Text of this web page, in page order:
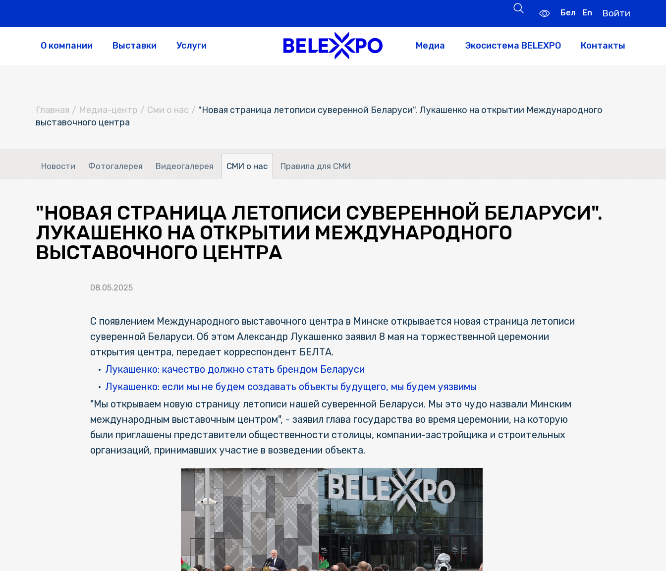
Бел En Войти
О компании Выставки Услуги Медиа Экосистема BELEXPO Контакты
Главная / Медиа-центр / Сми о нас / "Новая страница летописи суверенной Беларуси". Лукашенко на открытии Международного
выставочного центра
Новости Фотогалерея Видеогалерея СМИ о нас Правила для СМИ
"НОВАЯ СТРАНИЦА ЛЕТОПИСИ СУВЕРЕННОЙ БЕЛАРУСИ".
ЛУКАШЕНКО НА ОТКРЫТИИ МЕЖДУНАРОДНОГО
ВЫСТАВОЧНОГО ЦЕНТРА
08.05.2025
С появлением Международного выставочного центра в Минске открывается новая страница летописи
суверенной Беларуси. Об этом Александр Лукашенко заявил 8 мая на торжественной церемонии
открытия центра, передает корреспондент БЕЛТА.
Лукашенко: качество должно стать брендом Беларуси
Лукашенко: если мы не будем создавать объекты будущего, мы будем уязвимы
"Мы открываем новую страницу летописи нашей суверенной Беларуси. Мы это чудо назвали Минским
международным выставочным центром", - заявил глава государства во время церемонии, на которую
были приглашены представители общественности столицы, компании-застройщика и строительных
организаций, принимавших участие в возведении объекта.